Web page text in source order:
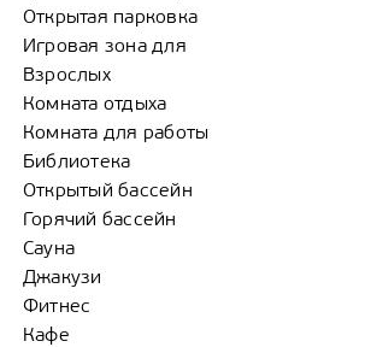
Открытая парковка
Игровая зона для
Взрослых
Комната отдыха
Комната для работы
Библиотека
Открытый бассейн
Горячий бассейн
Сауна
Джакузи
Фитнес
Кафе